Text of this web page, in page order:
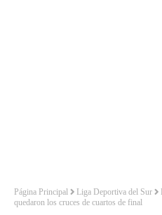
Página Principal Liga Deportiva del Sur
quedaron los cruces de cuartos de final